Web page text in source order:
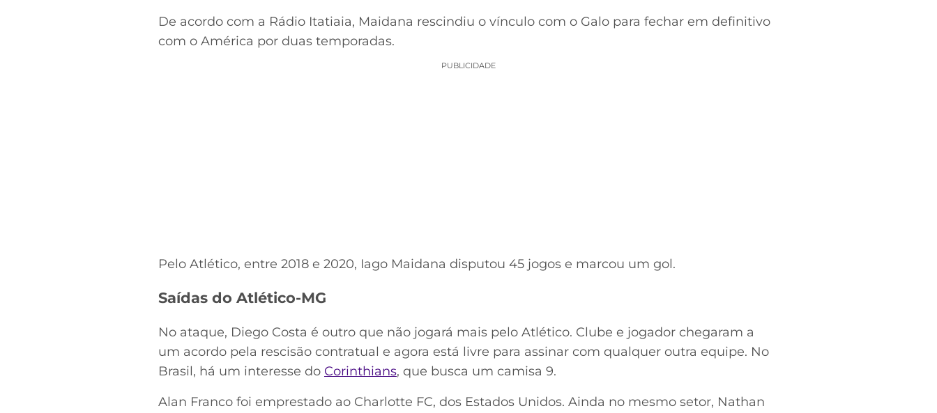
De acordo com a Rádio Itatiaia, Maidana rescindiu o vínculo com o Galo para fechar em definitivo
com o América por duas temporadas.
PUBLICIDADE
Pelo Atlético, entre 2018 e 2020, Iago Maidana disputou 45 jogos e marcou um gol.
Saídas do Atlético-MG
No ataque, Diego Costa é outro que não jogará mais pelo Atlético. Clube e jogador chegaram a
um acordo pela rescisão contratual e agora está livre para assinar com qualquer outra equipe. No
Brasil, há um interesse do Corinthians, que busca um camisa 9.
Alan Franco foi emprestado ao Charlotte FC, dos Estados Unidos. Ainda no mesmo setor, Nathan